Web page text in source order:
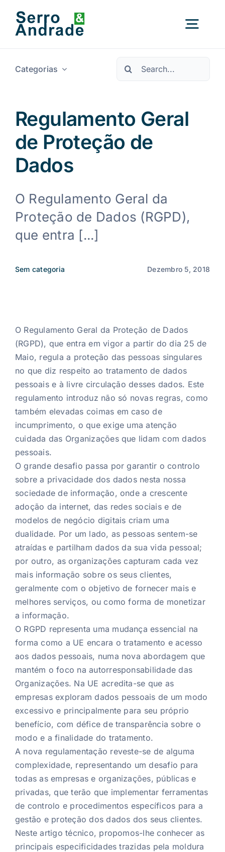
para
Áreas
Sobre Nós
Categorias
Procurar
por:
Regulamento Geral
de Proteção de
Dados
O Regulamento Geral da
Proteção de Dados (RGPD),
que entra [...]
Sem categoria Dezembro 5, 2018
O Regulamento Geral da Proteção de Dados
(RGPD), que entra em vigor a partir do dia 25 de
Maio, regula a proteção das pessoas singulares
no que diz respeito ao tratamento de dados
pessoais e à livre circulação desses dados. Este
regulamento introduz não só novas regras, como
também elevadas coimas em caso de
incumprimento, o que exige uma atenção
cuidada das Organizações que lidam com dados
pessoais.
O grande desafio passa por garantir o controlo
sobre a privacidade dos dados nesta nossa
sociedade de informação, onde a crescente
adoção da internet, das redes sociais e de
modelos de negócio digitais criam uma
dualidade. Por um lado, as pessoas sentem-se
atraídas e partilham dados da sua vida pessoal;
por outro, as organizações capturam cada vez
mais informação sobre os seus clientes,
geralmente com o objetivo de fornecer mais e
melhores serviços, ou como forma de monetizar
a informação.
O RGPD representa uma mudança essencial na
forma como a UE encara o tratamento e acesso
aos dados pessoais, numa nova abordagem que
mantém o foco na autorresponsabilidade das
Organizações. Na UE acredita-se que as
empresas exploram dados pessoais de um modo
excessivo e principalmente para seu próprio
benefício, com défice de transparência sobre o
modo e a finalidade do tratamento.
A nova regulamentação reveste-se de alguma
complexidade, representando um desafio para
todas as empresas e organizações, públicas e
privadas, que terão que implementar ferramentas
de controlo e procedimentos específicos para a
gestão e proteção dos dados dos seus clientes.
Neste artigo técnico, propomos-lhe conhecer as
principais especificidades trazidas pela moldura